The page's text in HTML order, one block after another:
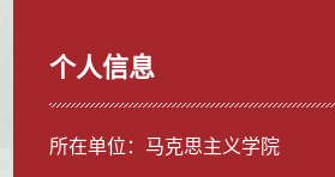
个人信息
所在单位：马克思主义学院